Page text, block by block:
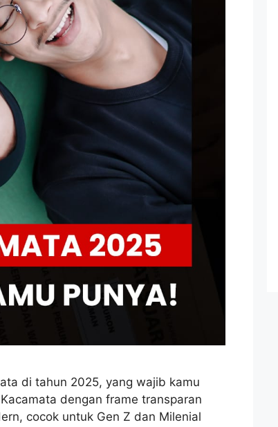
di tahun 2025, yang wajib kamu
dengan frame transparan
cocok untuk Gen Z dan Milenial